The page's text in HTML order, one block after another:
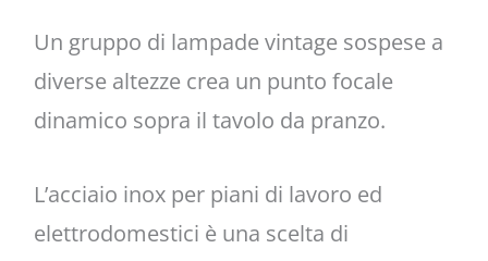
Un gruppo di lampade vintage sospese a
diverse altezze crea un punto focale
dinamico sopra il tavolo da pranzo.
L’acciaio inox per piani di lavoro ed
elettrodomestici è una scelta di